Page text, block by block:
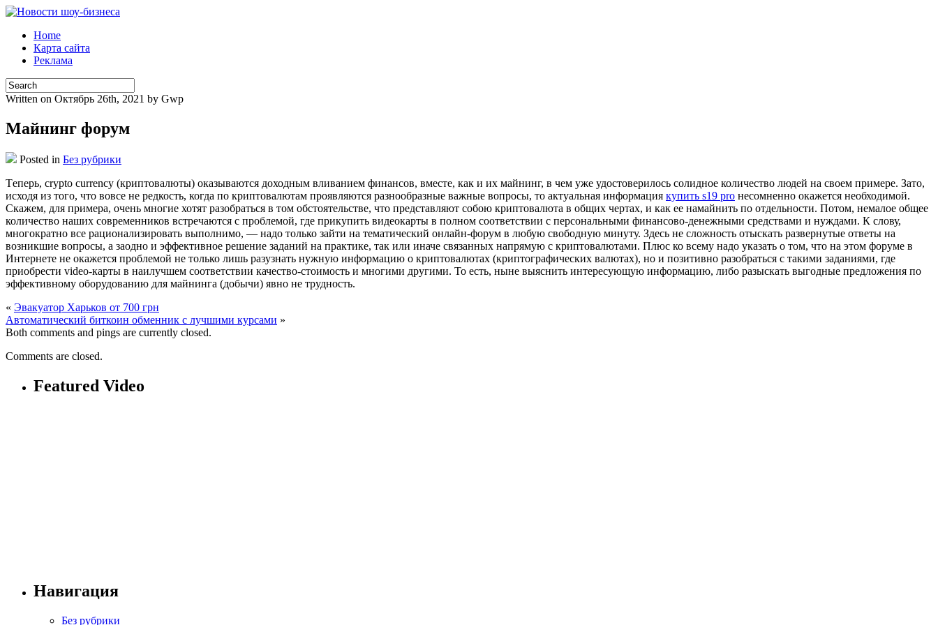
Home
Карта сайта
Реклама
Written on Октябрь 26th, 2021 by Gwp
Майнинг форум
Posted in Без рубрики
Тeпeрь, crypto currency (криптoвaлюты) оказываются доходным вливанием финансов, вместе, как и их майнинг, в чем уже удостоверилось солидное количество людей на своем примере. Зато,
исходя из того, что вовсе не редкость, когда по криптовалютам проявляются разнообразные важные вопросы, то актуальная информация купить s19 pro несомненно окажется необходимой.
Скажем, для примера, очень многие хотят разобраться в том обстоятельстве, что представляют собою криптовалюта в общих чертах, и как ее намайнить по отдельности. Потом, немалое общее
количество наших современников встречаются с проблемой, где прикупить видеокарты в полном соответствии с персональными финансово-денежными средствами и нуждами. К слову,
многократно все рационализировать выполнимо, — надо только зайти на тематический онлайн-форум в любую свободную минуту. Здесь не сложность отыскать развернутые ответы на
возникшие вопросы, а заодно и эффективное решение заданий на практике, так или иначе связанных напрямую с криптовалютами. Плюс ко всему надо указать о том, что на этом форуме в
Интернете не окажется проблемой не только лишь разузнать нужную информацию о криптовалютах (криптографических валютах), но и позитивно разобраться с такими заданиями, где
приобрести video-карты в наилучшем соответствии качество-стоимость и многими другими. То есть, ныне выяснить интересующую информацию, либо разыскать выгодные предложения по
эффективному оборудованию для майнинга (добычи) явно не трудность.
« Эвакуатор Харьков от 700 грн
Автоматический биткоин обменник с лучшими курсами »
Both comments and pings are currently closed.
Comments are closed.
Featured Video
Навигация
Без рубрики